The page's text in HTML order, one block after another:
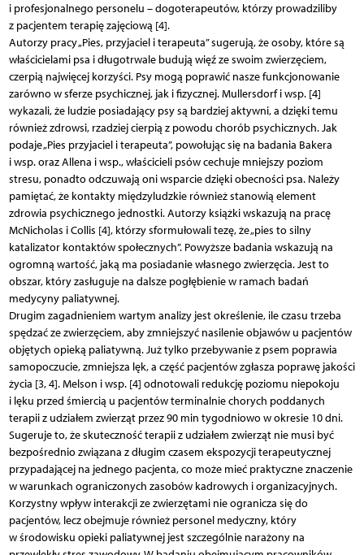
i profesjonalnego personelu – dogoterapeutów, którzy prowadziliby
z pacjentem terapię zajęciową [4].
Autorzy pracy „Pies, przyjaciel i terapeuta” sugerują, że osoby, które są
właścicielami psa i długotrwale budują więź ze swoim zwierzęciem,
czerpią najwięcej korzyści. Psy mogą poprawić nasze funkcjonowanie
zarówno w sferze psychicznej, jak i fizycznej. Mullersdorf i wsp. [4]
wykazali, że ludzie posiadający psy są bardziej aktywni, a dzięki temu
również zdrowsi, rzadziej cierpią z powodu chorób psychicznych. Jak
podaje „Pies przyjaciel i terapeuta”, powołując się na badania Bakera
i wsp. oraz Allena i wsp., właścicieli psów cechuje mniejszy poziom
stresu, ponadto odczuwają oni wsparcie dzięki obecności psa. Należy
pamiętać, że kontakty międzyludzkie również stanowią element
zdrowia psychicznego jednostki. Autorzy książki wskazują na pracę
McNicholas i Collis [4], którzy sformułowali tezę, że „pies to silny
katalizator kontaktów społecznych”. Powyższe badania wskazują na
ogromną wartość, jaką ma posiadanie własnego zwierzęcia. Jest to
obszar, który zasługuje na dalsze pogłębienie w ramach badań
medycyny paliatywnej.
Drugim zagadnieniem wartym analizy jest okreś­lenie, ile czasu trzeba
spędzać ze zwierzęciem, aby zmniejszyć nasilenie objawów u pacjentów
objętych opieką paliatywną. Już tylko przebywanie z psem poprawia
samopoczucie, zmniejsza lęk, a część pacjentów zgłasza poprawę jakości
życia [3, 4]. Melson i wsp. [4] odnotowali redukcję poziomu niepokoju
i lęku przed śmiercią u pacjentów terminalnie chorych poddanych
terapii z udziałem zwierząt przez 90 min tygodniowo w okresie 10 dni.
Sugeruje to, że skuteczność terapii z udziałem zwierząt nie musi być
bezpośrednio związana z długim czasem ekspozycji terapeutycznej
przypadającej na jednego pacjenta, co może mieć praktyczne znaczenie
w warunkach ograniczonych zasobów kadrowych i organizacyjnych.
Korzystny wpływ interakcji ze zwierzętami nie ogranicza się do
pacjentów, lecz obejmuje również personel medyczny, który
w środowisku opieki paliatywnej jest szczególnie narażony na